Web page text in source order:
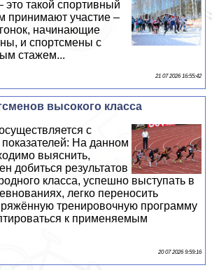
такой спортивный
принимают участие –
начинающие
и спортсмены с
стажем...
21 07 2026 16:55:42
высокого класса
с
На данном
выяснить,
добиться результатов
класса, успешно выступать в
легко переносить
тренировочную программу
к применяемым
20 07 2026 9:59:16